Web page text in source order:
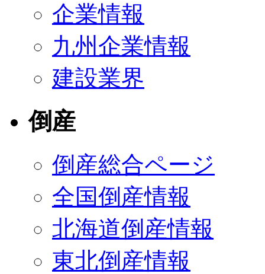
企業情報
九州企業情報
建設業界
倒産
倒産総合ページ
全国倒産情報
北海道倒産情報
東北倒産情報